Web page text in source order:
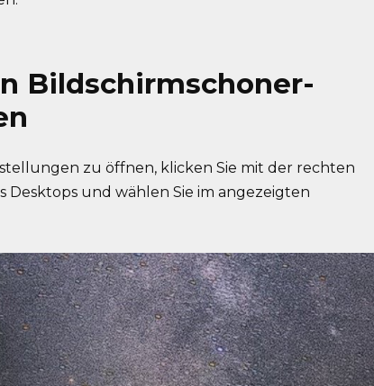
Bildschirmschoner-
zu öffnen, klicken Sie mit der rechten
Desktops und wählen Sie im angezeigten